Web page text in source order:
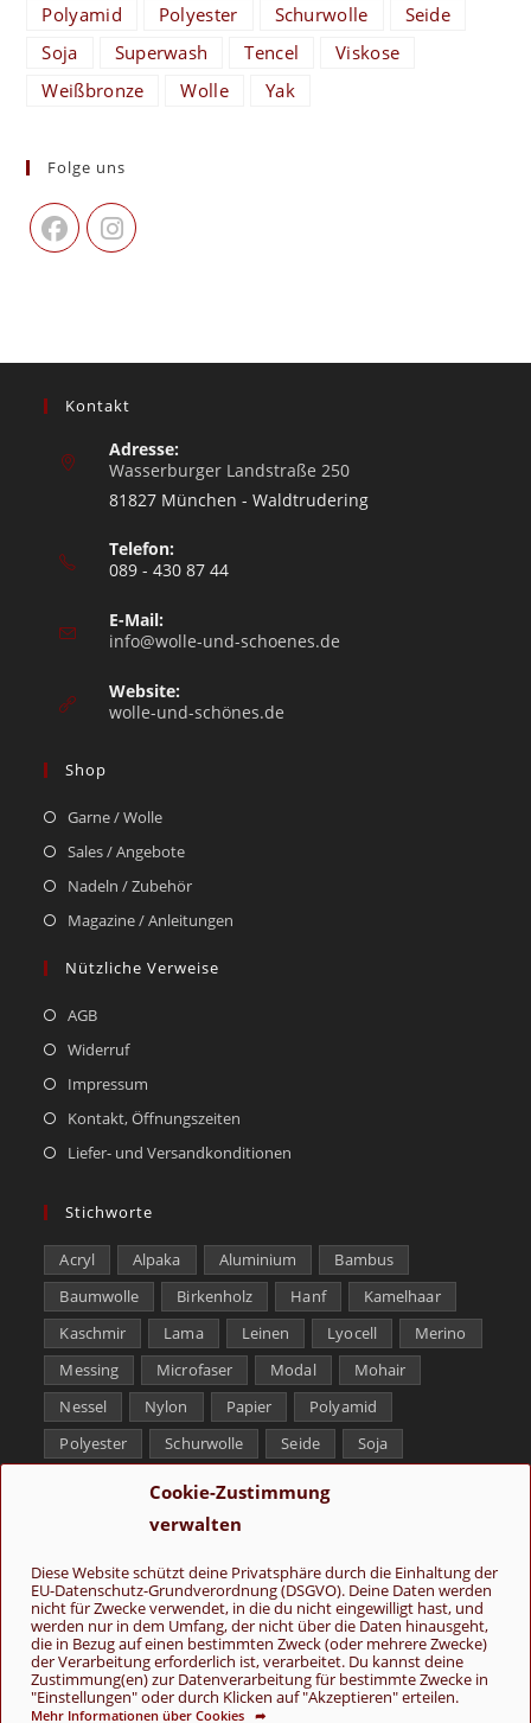
Cookie-Zustimmung
verwalten
Diese Website schützt deine Privatsphäre durch die Einhaltung der
EU-Datenschutz-Grundverordnung (DSGVO). Deine Daten werden
nicht für Zwecke verwendet, in die du nicht eingewilligt hast, und
werden nur in dem Umfang, der nicht über die Daten hinausgeht,
die in Bezug auf einen bestimmten Zweck (oder mehrere Zwecke)
der Verarbeitung erforderlich ist, verarbeitet. Du kannst deine
Zustimmung(en) zur Datenverarbeitung für bestimmte Zwecke in
"Einstellungen" oder durch Klicken auf "Akzeptieren" erteilen.
Mehr Informationen über Cookies ➦
Polyamid
Polyester Schurwolle
Seide
Soja
Superwash Tencel
Viskose
Weißbronze
Wolle Yak
Folge uns
Kontakt
Adresse:
Wasserburger Landstraße 250
81827 München - Waldtrudering
Telefon:
089 - 430 87 44
E-Mail:
info@wolle-und-schoenes.de
Website:
wolle-und-schönes.de
Shop
Garne / Wolle
Sales / Angebote
Nadeln / Zubehör
Magazine / Anleitungen
Nützliche Verweise
AGB
Widerruf
Impressum
Kontakt, Öffnungszeiten
Liefer- und Versandkonditionen
Stichworte
Acryl Alpaka Aluminium
Bambus
Baumwolle
Birkenholz Hanf
Kamelhaar
Kaschmir
Lama Leinen Lyocell
Merino
Messing
Microfaser Modal
Mohair
Nessel
Nylon Papier
Polyamid
Polyester
Schurwolle Seide
Soja
Tencel
Yak
Folge uns